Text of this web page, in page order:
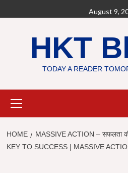
to
August 9,
HKT
TODAY A READER
Menu
HOME
MASSIVE ACTION – सफलता
KEY TO SUCCESS | MASSIVE